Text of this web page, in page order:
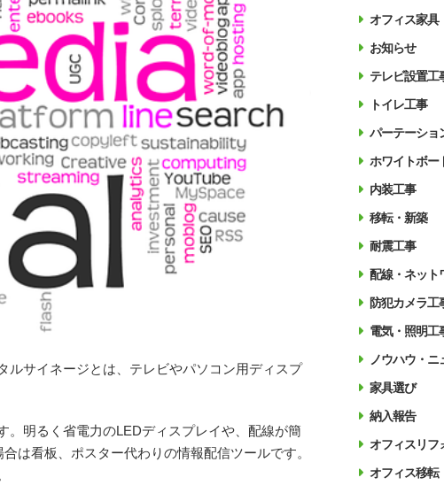
ルサイネージとは、テレビやパソコン用ディスプ
。明るく省電力のLEDディスプレイや、配線が簡
は看板、ポスター代わりの情報配信ツールです。
オフィス家具
お知らせ
テレビ設置工
トイレ工事
パーテーショ
ホワイトボー
内装工事
移転・新築
耐震工事
配線・ネット
防犯カメラ工
電気・照明工
ノウハウ・ニ
家具選び
納入報告
オフィスリフ
オフィス移転